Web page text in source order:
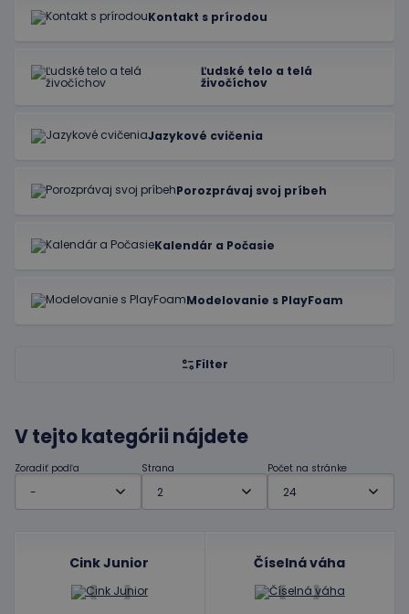
Kontakt s prírodou
Ľudské telo a telá
živočíchov
Jazykové cvičenia
Porozprávaj svoj príbeh
Kalendár a Počasie
Modelovanie s PlayFoam
Filter
V tejto kategórii nájdete
Zoradiť podľa Strana Počet na stránke
Cink Junior Číselná váha